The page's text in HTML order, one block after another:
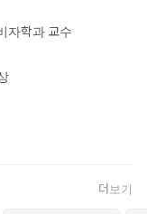
자학과 교수
더보기